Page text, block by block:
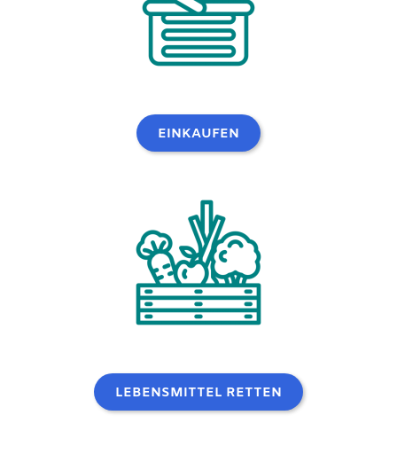
EINKAUFEN
LEBENSMITTEL RETTEN